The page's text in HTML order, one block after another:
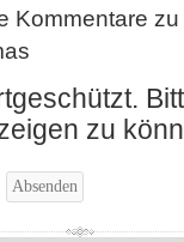
Kommentare
zu